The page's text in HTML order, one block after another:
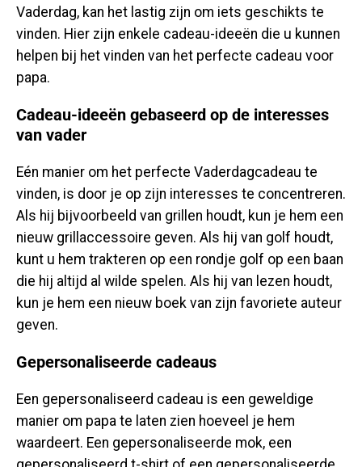
Vaderdag, kan het lastig zijn om iets geschikts te
vinden. Hier zijn enkele cadeau-ideeën die u kunnen
helpen bij het vinden van het perfecte cadeau voor
papa.
Cadeau-ideeën gebaseerd op de interesses
van vader
Eén manier om het perfecte Vaderdagcadeau te
vinden, is door je op zijn interesses te concentreren.
Als hij bijvoorbeeld van grillen houdt, kun je hem een
​​nieuw grillaccessoire geven. Als hij van golf houdt,
kunt u hem trakteren op een rondje golf op een baan
die hij altijd al wilde spelen. Als hij van lezen houdt,
kun je hem een ​​nieuw boek van zijn favoriete auteur
geven.
Gepersonaliseerde cadeaus
Een gepersonaliseerd cadeau is een geweldige
manier om papa te laten zien hoeveel je hem
waardeert. Een gepersonaliseerde mok, een